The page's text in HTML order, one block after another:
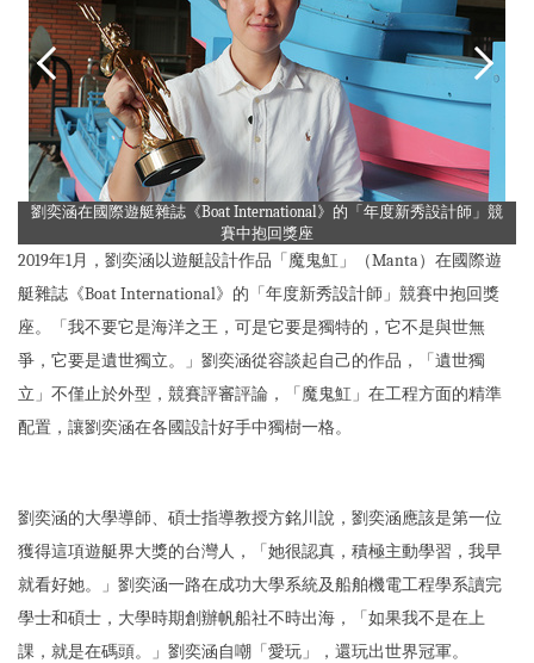
劉奕涵在國際遊艇雜誌《Boat International》的「年度新秀設計師」競
賽中抱回獎座
2019年1月，劉奕涵以遊艇設計作品「魔鬼魟」（Manta）在國際遊
艇雜誌《Boat International》的「年度新秀設計師」競賽中抱回獎
座。「我不要它是海洋之王，可是它要是獨特的，它不是與世無
爭，它要是遺世獨立。」劉奕涵從容談起自己的作品，「遺世獨
立」不僅止於外型，競賽評審評論，「魔鬼魟」在工程方面的精準
配置，讓劉奕涵在各國設計好手中獨樹一格。
劉奕涵的大學導師、碩士指導教授方銘川說，劉奕涵應該是第一位
獲得這項遊艇界大獎的台灣人，「她很認真，積極主動學習，我早
就看好她。」劉奕涵一路在成功大學系統及船舶機電工程學系讀完
學士和碩士，大學時期創辦帆船社不時出海，「如果我不是在上
課，就是在碼頭。」劉奕涵自嘲「愛玩」，還玩出世界冠軍。